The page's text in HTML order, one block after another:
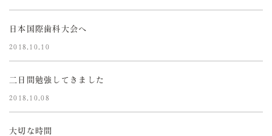
日本国際歯科大会へ
2018.10.10
二日間勉強してきました
2018.10.08
大切な時間